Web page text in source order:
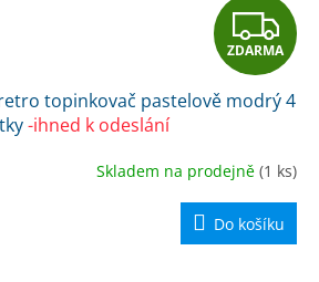
Z
D
A
R
M
A
ZDARMA
retro topinkovač pastelově modrý 4
-ihned k odeslání
Skladem na prodejně (1 ks)
Do košíku